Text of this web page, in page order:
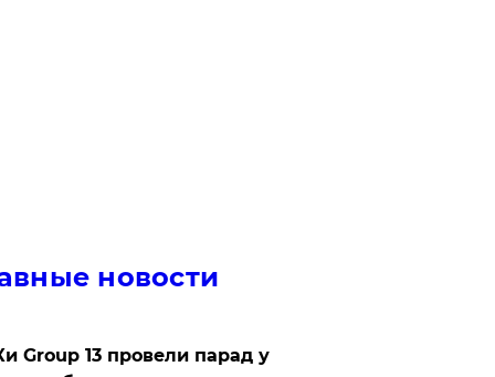
новости
Group 13 провели парад у